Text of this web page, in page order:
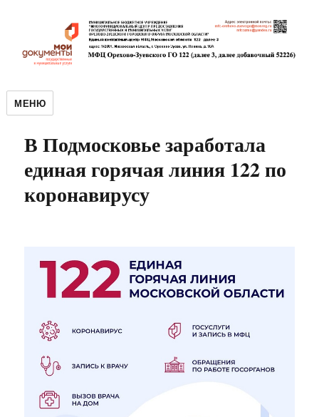
МЕНЮ
В Подмосковье заработала
единая горячая линия 122 по
коронавирусу